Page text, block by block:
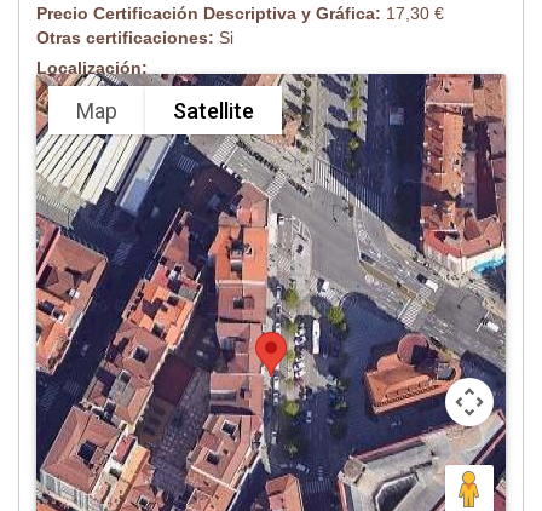
Precio Certificación Descriptiva y Gráfica: 17,30 €
Otras certificaciones: Si
Localización:
Map Satellite